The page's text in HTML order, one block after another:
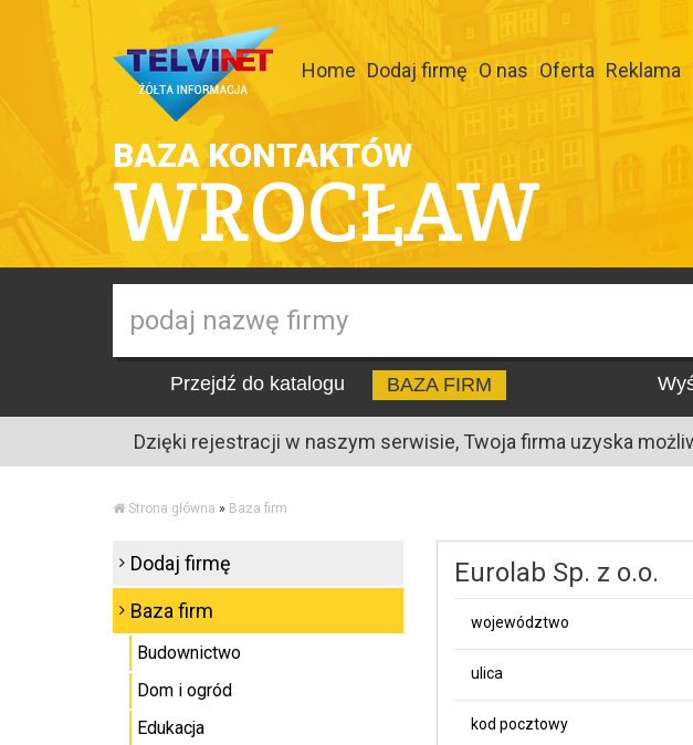
Home Dodaj firmę O nas Oferta Reklama
BAZA KONTAKTÓW
WROCŁAW
Przejdź do katalogu BAZA FIRM
Dzięki rejestracji w naszym serwisie, Twoja firma uzyska
Strona główna » Baza firm
Eurolab Sp. z o.o.
województwo
ulica
kod pocztowy
Dodaj firmę
Baza firm
Budownictwo
Dom i ogród
Edukacja